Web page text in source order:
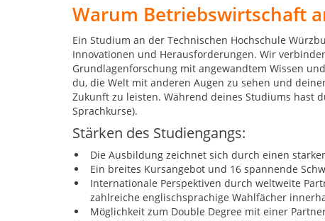
Warum Betriebswirtschaft
Ein Studium an der Technischen Hochschule
Innovationen und Herausforderungen. Wir
Grundlagenforschung mit angewandtem Wissen
du, die Welt mit anderen Augen zu sehen und
Zukunft zu leisten. Während deines Studiums hast
Sprachkurse).
Stärken des Studiengangs:
Die Ausbildung zeichnet sich durch einen
Ein breites Kursangebot und 16 spannende
Internationale Perspektiven durch weltweite
zahlreiche englischsprachige Wahlfächer
Möglichkeit zum Double Degree mit einer